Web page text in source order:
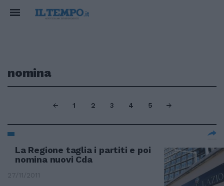
nomina
1 2 3 4 5
La Regione taglia i partiti e poi
nomina nuovi Cda
27/11/2011